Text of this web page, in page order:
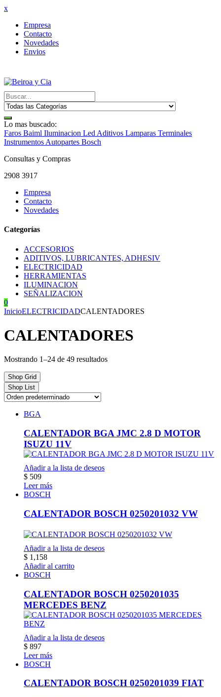
x
Empresa
Contacto
Novedades
Envios
Lo mas buscado:
Faros Baiml Iluminacion Led Aditivos Lamparas Terminales
Instrumentos Autopartes Bosch
Consultas y Compras
2908 3917
Empresa
Contacto
Novedades
Categorías
ACCESORIOS
ADITIVOS, LUBRICANTES, ADHESIV
ELECTRICIDAD
HERRAMIENTAS
ILUMINACION
SEÑALIZACION
0
InicioELECTRICIDADCALENTADORES
CALENTADORES
Mostrando 1–24 de 49 resultados
Shop Grid
Shop List
BGA
CALENTADOR BGA JMC 2.8 D MOTOR
ISUZU 11V
Añadir a la lista de deseos
$ 509
Leer más
BOSCH
CALENTADOR BOSCH 0250201032 VW
Añadir a la lista de deseos
$ 1,158
Añadir al carrito
BOSCH
CALENTADOR BOSCH 0250201035
MERCEDES BENZ
Añadir a la lista de deseos
$ 897
Leer más
BOSCH
CALENTADOR BOSCH 0250201039 FIAT